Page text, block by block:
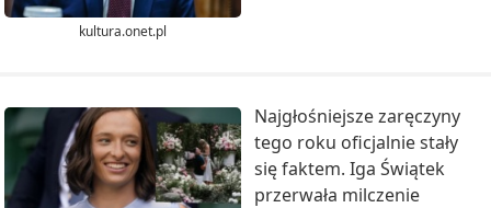
kultura.onet.pl
Najgłośniejsze zaręczyny
tego roku oficjalnie stały
się faktem. Iga Świątek
przerwała milczenie